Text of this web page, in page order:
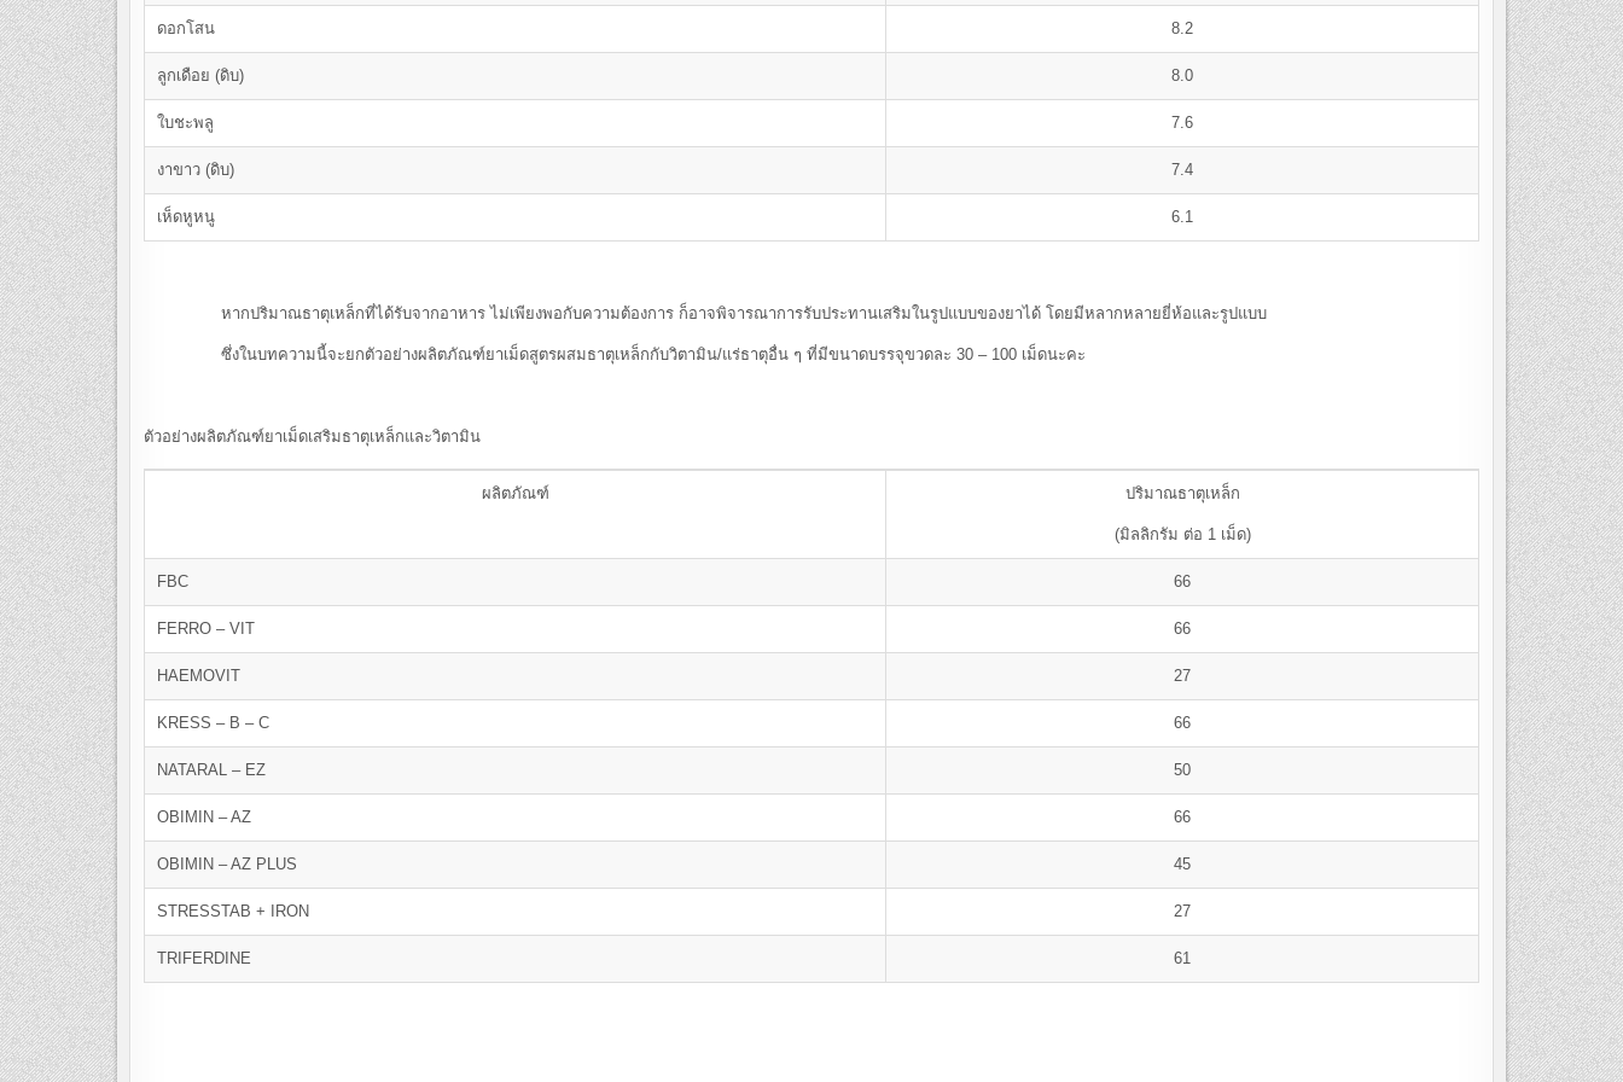
ดอกโสน 8.2
ลูกเดือย (ดิบ) 8.0
ใบชะพลู 7.6
งาขาว (ดิบ) 7.4
เห็ดหูหนู 6.1
หากปริมาณธาตุเหล็กที่ได้รับจากอาหาร ไม่เพียงพอกับความต้องการ ก็อาจพิจารณาการรับประทานเสริมในรูปแบบของยาได้ โดยมีหลากหลายยี่ห้อและรูปแบบ
ซึ่งในบทความนี้จะยกตัวอย่างผลิตภัณฑ์ยาเม็ดสูตรผสมธาตุเหล็กกับวิตามิน/แร่ธาตุอื่น ๆ ที่มีขนาดบรรจุขวดละ 30 – 100 เม็ดนะคะ
ตัวอย่างผลิตภัณฑ์ยาเม็ดเสริมธาตุเหล็กและวิตามิน
ผลิตภัณฑ์ ปริมาณธาตุเหล็ก
(มิลลิกรัม ต่อ 1 เม็ด)
FBC 66
FERRO – VIT 66
HAEMOVIT 27
KRESS – B – C 66
NATARAL – EZ 50
OBIMIN – AZ 66
OBIMIN – AZ PLUS 45
STRESSTAB + IRON 27
TRIFERDINE 61